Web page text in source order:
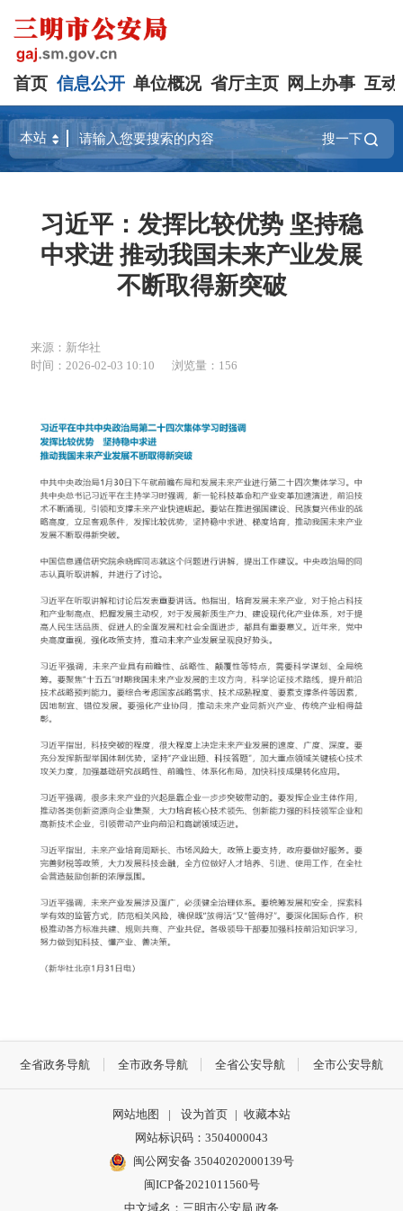
首页 信息公开 单位概况 省厅主页 网上办事 互动
搜一下
习近平：发挥比较优势 坚持稳
中求进 推动我国未来产业发展
不断取得新突破
来源：新华社
时间：2026-02-03 10:10
浏览量：156
全省政务导航 全市政务导航 全省公安导航 全市公安导航
网站地图 | 设为首页 | 收藏本站
网站标识码：3504000043
闽公网安备 35040202000139号
闽ICP备2021011560号
中文域名：三明市公安局.政务